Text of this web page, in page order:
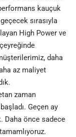
kauçuk
sırasıyla
High Power ve
daha
az maliyet
zaman
Geçen ay
Daha önce sadece